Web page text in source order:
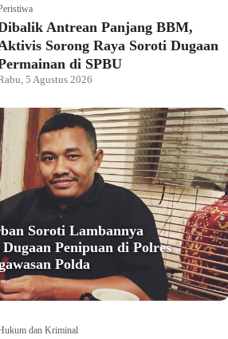
Antrean Panjang BBM,
Sorong Raya Soroti Dugaan
di SPBU
5 Agustus 2026
Soroti Lambannya
Penipuan di Polres
Polda
dan Kriminal